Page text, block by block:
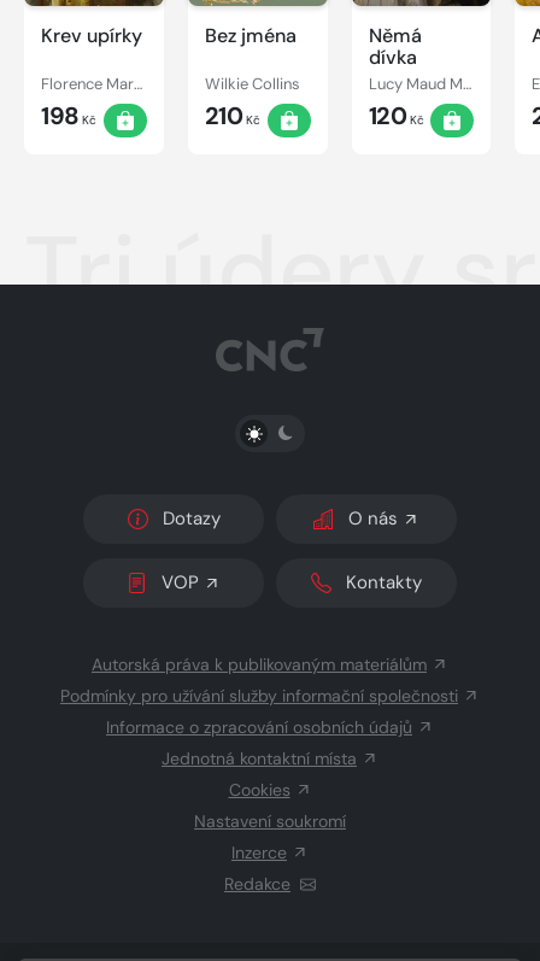
Krev upírky
Florence Marryat
198 Kč
Bez jména
Wilkie Collins
210Kč
Němá
dívka
Lucy Maud Montgomery
120Kč
Tri údery
PŘEPNOUT SVĚTLÝ/TMAVÝ REŽIM
Dotazy O nás
VOP Kontakty
Autorská práva k publikovaným materiálům
Podmínky pro užívání služby informační společnosti
Informace o zpracování osobních údajů
Jednotná kontaktní místa
Cookies
Nastavení soukromí
Inzerce
Redakce